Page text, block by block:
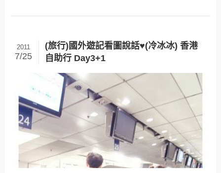
(旅行)國外遊記看圖說話♥(冷冰冰) 香港
自助行 Day3+1
2011
7/25